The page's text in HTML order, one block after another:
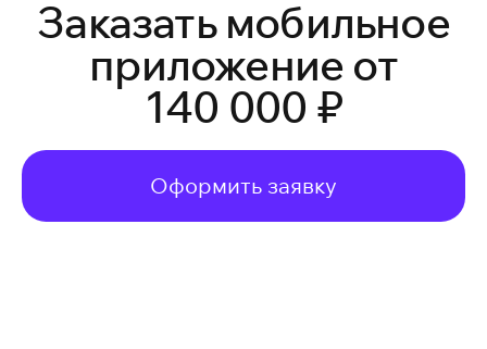
Заказать мобильное
приложение от
140 000 ₽
Оформить заявку